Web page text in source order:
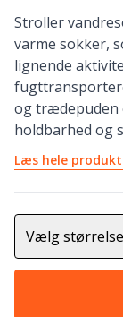
Stroller
varme sokker,
lignende
og trædepuden
holdbarhed og
Læs hele
Vælg størrelse